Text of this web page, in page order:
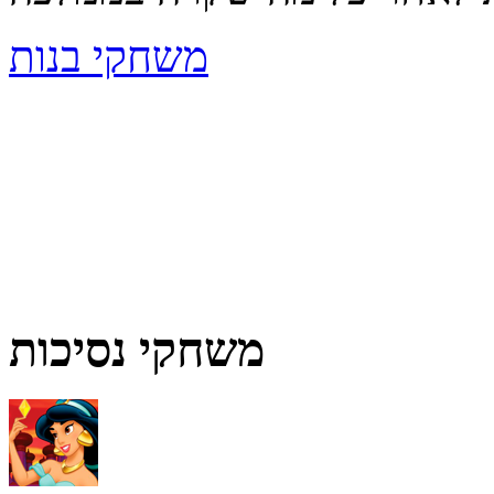
משחקי בנות
משחקי נסיכות